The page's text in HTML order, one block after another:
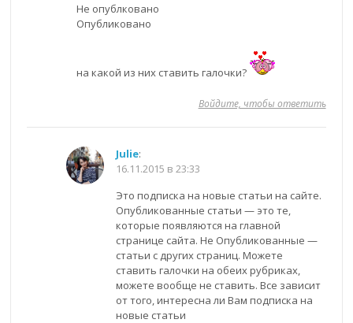
Не опублковано
Опубликовано
на какой из них ставить галочки?
Войдите, чтобы ответить
Julie:
16.11.2015 в 23:33
Это подписка на новые статьи на сайте.
Опубликованные статьи — это те,
которые появляются на главной
странице сайта. Не Опубликованные —
статьи с других страниц. Можете
ставить галочки на обеих рубриках,
можете вообще не ставить. Все зависит
от того, интересна ли Вам подписка на
новые статьи